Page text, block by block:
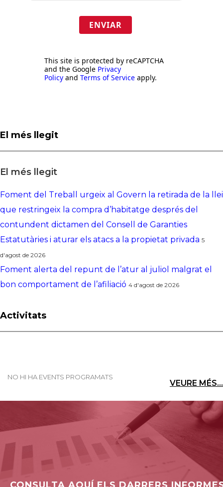
ENVIAR
This site is protected by reCAPTCHA
and the Google Privacy
Policy and Terms of Service apply.
El més llegit
El més llegit
Foment del Treball urgeix al Govern la retirada de la llei
que restringeix la compra d’habitatge després del
contundent dictamen del Consell de Garanties
Estatutàries i aturar els atacs a la propietat privada 5
d'agost de 2026
Foment alerta del repunt de l’atur al juliol malgrat el
bon comportament de l’afiliació 4 d'agost de 2026
Activitats
NO HI HA EVENTS PROGRAMATS
VEURE MÉS...